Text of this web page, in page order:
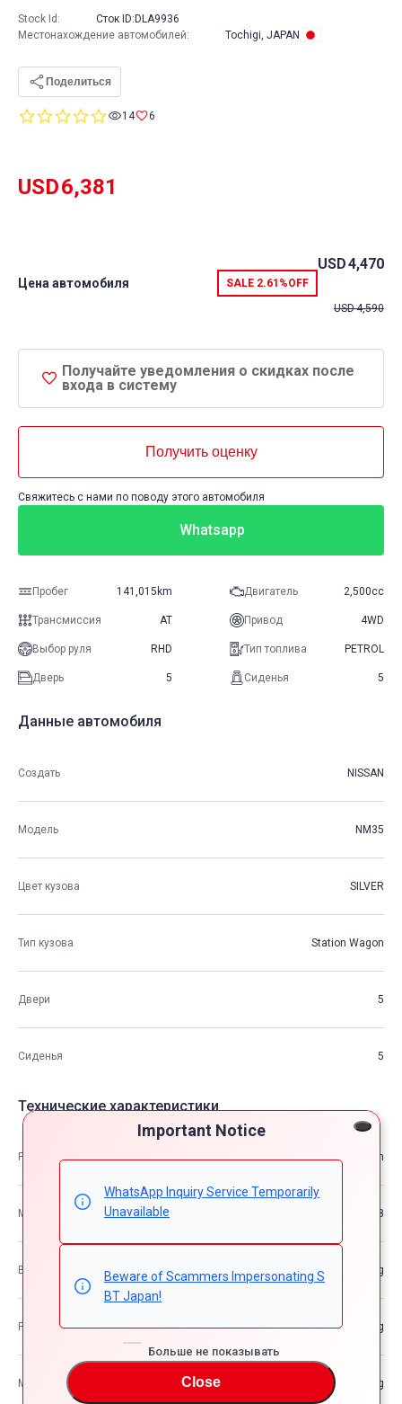
Important Notice
WhatsApp Inquiry Service Temporarily
Unavailable
Beware of Scammers Impersonating S
BT Japan!
Больше не показывать
Close
0.014 6
USD6,381
Цена автомобиля SALE 2.61%OFF
USD4,470
USD4,590
Получайте уведомления о скидках после
входа в систему
Получить оценку
Свяжитесь с нами по поводу этого автомобиля
Whatsapp
Пробег 141,015km Двигатель 2,500cc
Трансмиссия AT Привод 4WD
Выбор руля RHD Тип топлива PETROL
Дверь 5 Сиденья 5
Stock Id: Сток ID: DLA9936
Местонахождение автомобилей: Tochigi, JAPAN
Поделиться
Данные автомобиля
Создать NISSAN
Модель NM35
Цвет кузова SILVER
Тип кузова Station Wagon
Двери 5
Сиденья 5
Технические характеристики
Размеры 4.82m×1.79m×1.51m
М3 12.98
Вес автомобиля —kg
Разрешенная максимальная масса транспортного средства —kg
Максимальная грузоподъемность —kg